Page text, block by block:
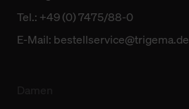
Tel.: +49 (0) 7475/88-0
E-Mail: bestellservice@trigema.de